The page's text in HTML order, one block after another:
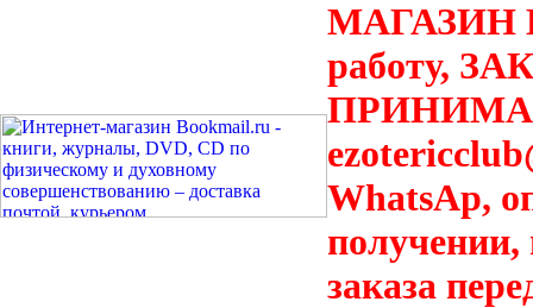
МАГАЗИН
работу,
WhatsAp,
получении,
заказа